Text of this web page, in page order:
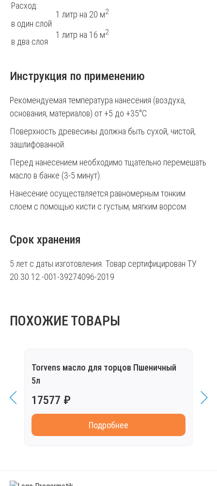
Расход:
в один слой
в два слоя
1 литр на 20 м2
1 литр на 16 м2
Инструкция по применению
Рекомендуемая температура нанесения (воздуха,
основания, материалов) от +5 до +35°С
Поверхность древесины должна быть сухой, чистой,
зашлифованной.
Перед нанесением необходимо тщательно перемешать
масло в банке (3-5 минут).
Нанесение осуществляется равномерным тонким
слоем с помощью кисти с густым, мягким ворсом.
Срок хранения
5 лет с даты изготовления. Товар сертифицирован ТУ
20.30.12.-001-39274096-2019
ПОХОЖИЕ ТОВАРЫ
Torvens масло для торцов Пшеничный
5л
17577 ₽
Подробнее